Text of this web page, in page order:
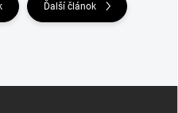
Ďalší článok